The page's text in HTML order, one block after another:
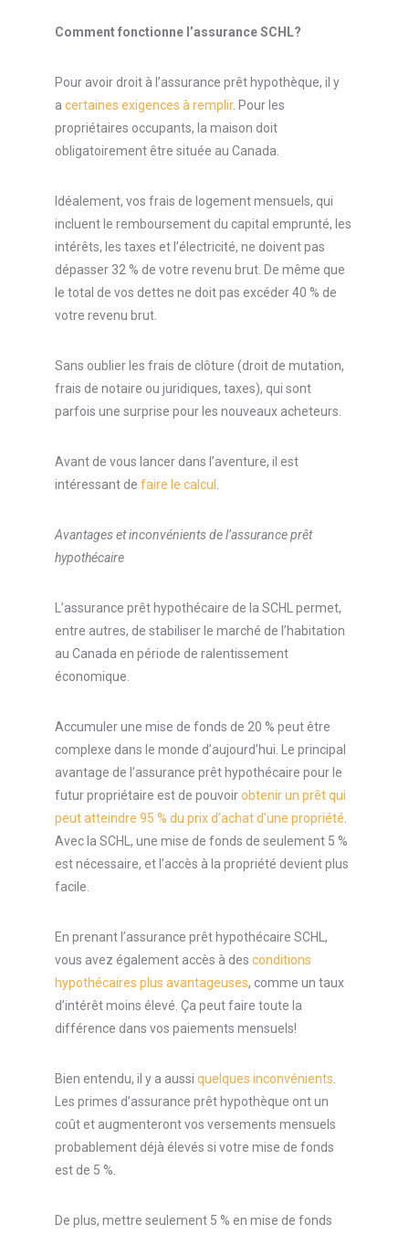
Comment fonctionne l’assurance SCHL?
Pour avoir droit à l’assurance prêt hypothèque, il y
a certaines exigences à remplir. Pour les
propriétaires occupants, la maison doit
obligatoirement être située au Canada.
Idéalement, vos frais de logement mensuels, qui
incluent le remboursement du capital emprunté, les
intérêts, les taxes et l’électricité, ne doivent pas
dépasser 32 % de votre revenu brut. De même que
le total de vos dettes ne doit pas excéder 40 % de
votre revenu brut.
Sans oublier les frais de clôture (droit de mutation,
frais de notaire ou juridiques, taxes), qui sont
parfois une surprise pour les nouveaux acheteurs.
Avant de vous lancer dans l’aventure, il est
intéressant de faire le calcul .
Avantages et inconvénients de l’assurance prêt
hypothécaire
L’assurance prêt hypothécaire de la SCHL permet,
entre autres, de stabiliser le marché de l’habitation
au Canada en période de ralentissement
économique.
Accumuler une mise de fonds de 20 % peut être
complexe dans le monde d’aujourd’hui. Le principal
avantage de l’assurance prêt hypothécaire pour le
futur propriétaire est de pouvoirobtenir un prêt qui
peut atteindre 95 % du prix d’achat d’une propriété.
Avec la SCHL, une mise de fonds de seulement 5 %
est nécessaire, et l’accès à la propriété devient plus
facile.
En prenant l’assurance prêt hypothécaire SCHL,
vous avez également accès à des conditions
hypothécaires plus avantageuses, comme un taux
d’intérêt moins élevé. Ça peut faire toute la
différence dans vos paiements mensuels!
Bien entendu, il y a aussi quelques inconvénients.
Les primes d’assurance prêt hypothèque ont un
coût et augmenteront vos versements mensuels
probablement déjà élevés si votre mise de fonds
est de 5 %.
De plus, mettre seulement 5 % en mise de fonds